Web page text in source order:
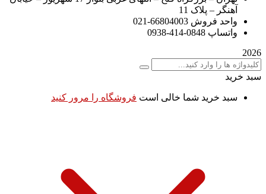
آهنگر – پلاک 11
واحد فروش 66804003-021
واتساپ 0848-414-0938
2026
سبد خرید
سبد خرید شما خالی است فروشگاه را مرور کنید